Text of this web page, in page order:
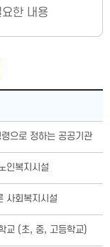
한 내용
으로 정하는 공공기관
인복지시설
사회복지시설
교 (초, 중, 고등학교)